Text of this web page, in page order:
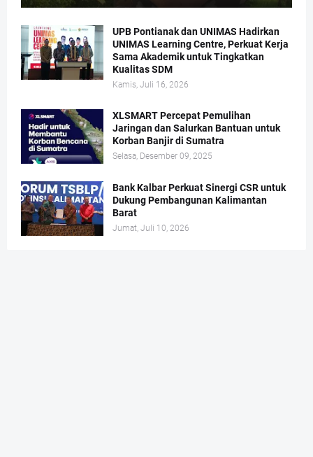
UPB Pontianak dan UNIMAS Hadirkan
UNIMAS Learning Centre, Perkuat Kerja
Sama Akademik untuk Tingkatkan
Kualitas SDM
Kamis, Juli 16, 2026
XLSMART Percepat Pemulihan
Jaringan dan Salurkan Bantuan untuk
Korban Banjir di Sumatra
Selasa, Desember 09, 2025
Bank Kalbar Perkuat Sinergi CSR untuk
Dukung Pembangunan Kalimantan
Barat
Jumat, Juli 10, 2026